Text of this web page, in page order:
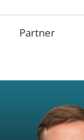
Partner